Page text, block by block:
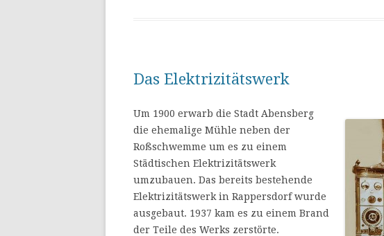
Das Elektrizitätswerk
Um 1900 erwarb die Stadt Abensberg
die ehemalige Mühle neben der
Roßschwemme um es zu einem
Städtischen Elektrizitätswerk
umzubauen. Das bereits bestehende
Elektrizitätswerk in Rappersdorf wurde
ausgebaut. 1937 kam es zu einem Brand
der Teile des Werks zerstörte.